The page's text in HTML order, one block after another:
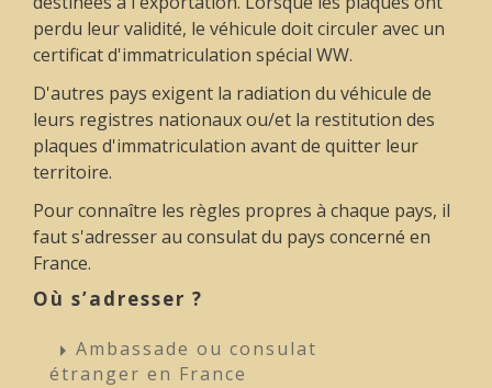
perdu leur validité, le véhicule doit circuler avec un
certificat d'immatriculation spécial WW.
D'autres pays exigent la radiation du véhicule de
leurs registres nationaux ou/et la restitution des
plaques d'immatriculation avant de quitter leur
territoire.
Pour connaître les règles propres à chaque pays, il
faut s'adresser au consulat du pays concerné en
France.
Où s’adresser ?
arrow_right Ambassade ou consulat
étranger en France